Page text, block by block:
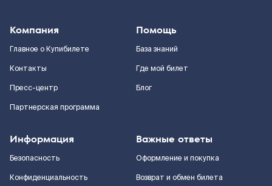
Компания
Главное о Купибилете
Контакты
Пресс-центр
Партнерская программа
Помощь
База знаний
Где мой билет
Блог
Информация
Безопасность
Конфиденциальность
Важные ответы
Оформление и покупка
Возврат и обмен билета